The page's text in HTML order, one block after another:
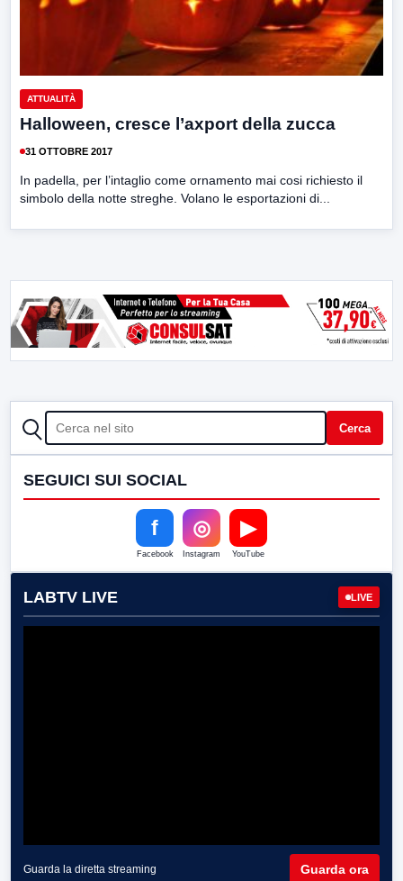
ATTUALITÀ
Halloween, cresce l’axport della zucca
31 OTTOBRE 2017
In padella, per l’intaglio come ornamento mai cosi richiesto il
simbolo della notte streghe. Volano le esportazioni di...
CERCA Cerca
SEGUICI SUI SOCIAL
f
Facebook
◎
Instagram
▶
YouTube
LABTV LIVE LIVE
Guarda la diretta streaming Guarda ora